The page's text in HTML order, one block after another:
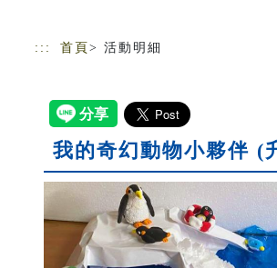
::: 首頁 > 活動明細
我的奇幻動物小夥伴 (